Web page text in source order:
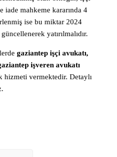
iade mahkeme kararında 4
ise bu miktar 2024
yatırılmalıdır.
gaziantep işçi avukatı,
işveren avukatı
hizmeti vermektedir. Detaylı